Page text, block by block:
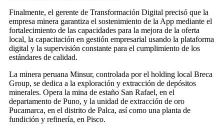
Finalmente, el gerente de Transformación Digital precisó que la
empresa minera garantiza el sostenimiento de la App mediante el
fortalecimiento de las capacidades para la mejora de la oferta
local, la capacitación en gestión empresarial usando la plataforma
digital y la supervisión constante para el cumplimiento de los
estándares de calidad.
La minera peruana Minsur, controlada por el holding local Breca
Group, se dedica a la exploración y extracción de depósitos
minerales. Opera la mina de estaño San Rafael, en el
departamento de Puno, y la unidad de extracción de oro
Pucamarca, en el distrito de Palca, así como una planta de
fundición y refinería, en Pisco.